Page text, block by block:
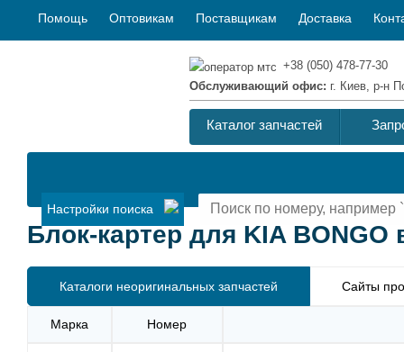
Помощь Оптовикам Поставщикам Доставка
+38 (050) 478-77-30
Обслуживающий офис: г. Киев, р-н
Каталог запчастей
Настройки поиска
Блок-картер для KIA BONGO
Каталоги неоригинальных запчастей Сайты
Марка Номер